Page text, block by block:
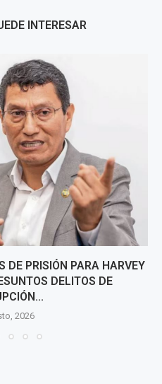
INTERESAR
DE PRISIÓN PARA HARVEY
DELITOS DE
2026